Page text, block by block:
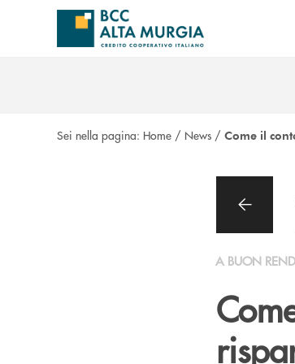
Salta al contenuto principale
Sei nella pagina: Home / News / Come il
A BUON